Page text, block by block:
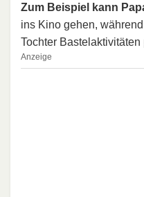
Zum Beispiel kann
ins Kino gehen,
Tochter Bastelaktivitäten
Anzeige